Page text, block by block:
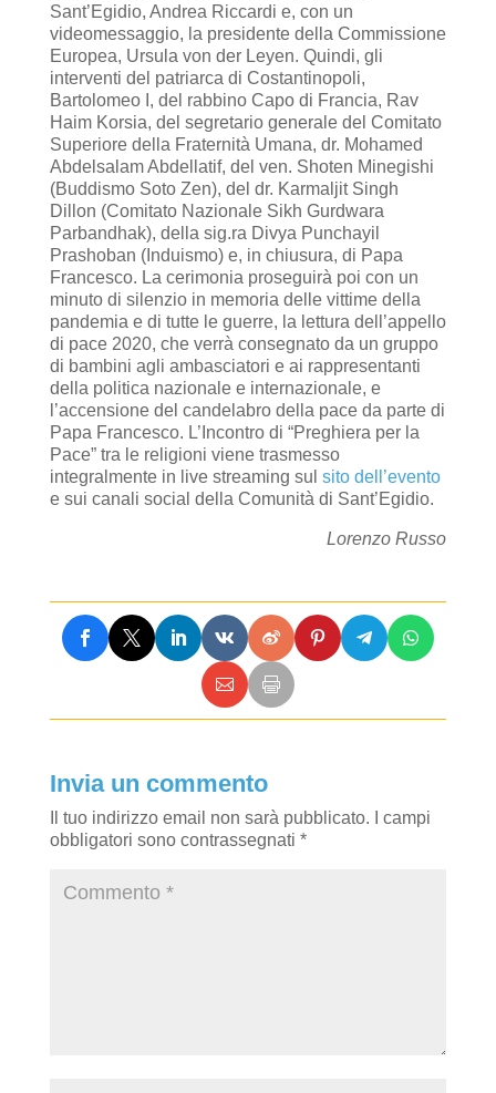
Sant’Egidio, Andrea Riccardi e, con un
videomessaggio, la presidente della Commissione
Europea, Ursula von der Leyen. Quindi, gli
interventi del patriarca di Costantinopoli,
Bartolomeo I, del rabbino Capo di Francia, Rav
Haim Korsia, del segretario generale del Comitato
Superiore della Fraternità Umana, dr. Mohamed
Abdelsalam Abdellatif, del ven. Shoten Minegishi
(Buddismo Soto Zen), del dr. Karmaljit Singh
Dillon (Comitato Nazionale Sikh Gurdwara
Parbandhak), della sig.ra Divya Punchayil
Prashoban (Induismo) e, in chiusura, di Papa
Francesco. La cerimonia proseguirà poi con un
minuto di silenzio in memoria delle vittime della
pandemia e di tutte le guerre, la lettura dell’appello
di pace 2020, che verrà consegnato da un gruppo
di bambini agli ambasciatori e ai rappresentanti
della politica nazionale e internazionale, e
l’accensione del candelabro della pace da parte di
Papa Francesco. L’Incontro di “Preghiera per la
Pace” tra le religioni viene trasmesso
integralmente in live streaming sul sito dell’evento
e sui canali social della Comunità di Sant’Egidio.
Lorenzo Russo
Invia un commento
Il tuo indirizzo email non sarà pubblicato.
I campi
obbligatori sono contrassegnati *